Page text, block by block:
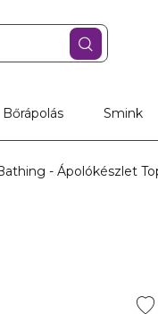
Bőrápolás Smink
- Ápolókészlet